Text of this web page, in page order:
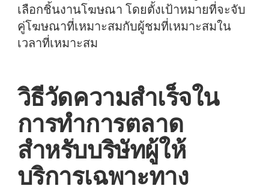
เลือกชิ้นงานโฆษณา โดยตั้งเป้าหมายที่จะจับ
คู่โฆษณาที่เหมาะสมกับผู้ชมที่เหมาะสมใน
เวลาที่เหมาะสม
วิธีวัดความสำเร็จใน
การทำการตลาด
สำหรับบริษัทผู้ให้
บริการเฉพาะทาง